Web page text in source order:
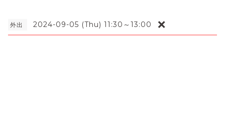
外出 2024-09-05 (Thu) 11:30～13:00 ❌